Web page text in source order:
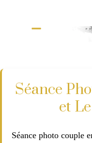
Séance
et
Séance photo couple